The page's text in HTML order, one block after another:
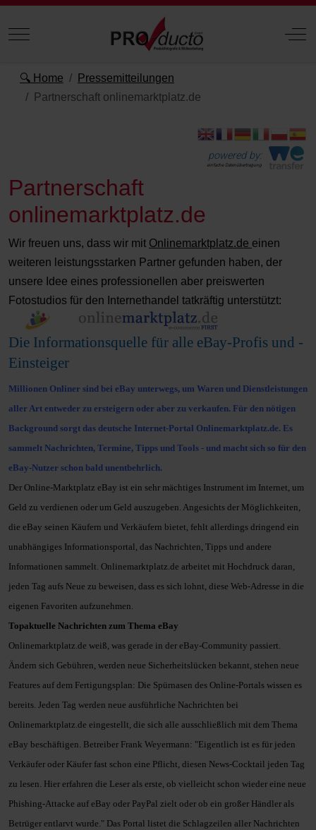
Mobile Menu Toggle Off-
🔍 Home
Pressemitteilungen
Partnerschaft onlinemarktplatz.de
powered by:
einfache Datenübertragung
Partnerschaft
onlinemarktplatz.de
Wir freuen uns, dass wir mit Onlinemarktplatz.de einen
weiteren leistungsstarken Partner gefunden haben, der
unsere Idee eines professionellen aber preiswerten
Fotostudios für den Internethandel tatkräftig unterstützt:
Die Informationsquelle für alle eBay-Profis und -
Einsteiger
Millionen Onliner sind bei eBay unterwegs, um Waren und Dienstleistungen
aller Art entweder zu ersteigern oder aber zu verkaufen. Für den nötigen
Background sorgt das deutsche Internet-Portal Onlinemarktplatz.de. Es
sammelt Nachrichten, Termine, Tipps und Tools - und macht sich so für den
eBay-Nutzer schon bald unentbehrlich.
Der Online-Marktplatz eBay ist ein sehr mächtiges Instrument im Internet, um
Geld zu verdienen oder um Geld auszugeben. Angesichts der Möglichkeiten,
die eBay seinen Käufern und Verkäufern bietet, fehlt allerdings dringend ein
unabhängiges Informationsportal, das Nachrichten, Tipps und andere
Informationen sammelt. Onlinemarktplatz.de arbeitet mit Hochdruck daran,
jeden Tag aufs Neue zu beweisen, dass es sich lohnt, diese Web-Adresse in die
eigenen Favoriten aufzunehmen.
Topaktuelle Nachrichten zum Thema eBay
Onlinemarktplatz.de weiß, was gerade in der eBay-Community passiert.
Ändern sich Gebühren, werden neue Sicherheitslücken bekannt, stehen neue
Features auf dem Fertigungsplan: Die Spürnasen des Online-Portals wissen es
bereits. Jeden Tag werden neue ausführliche Nachrichten bei
Onlinemarktplatz.de eingestellt, die sich alle ausschließlich mit dem Thema
eBay beschäftigen. Betreiber Frank Weyermann: "Eigentlich ist es für jeden
Verkäufer oder Käufer fast schon eine Pflicht, diesen News-Cocktail jeden Tag
zu lesen. Hier erfahren die Leser als erste, ob vielleicht schon wieder eine neue
Phishing-Attacke auf eBay oder PayPal zielt oder ob ein großer Händler als
Betrüger entlarvt wurde." Das Portal listet die Schlagzeilen aller Nachrichten